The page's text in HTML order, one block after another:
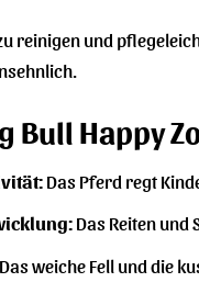
reinigen und
Bull Happy
Das Pferd regt
Das Reiten und
weiche Fell und die